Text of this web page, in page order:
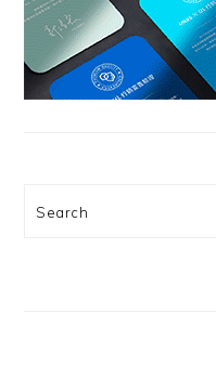
Search